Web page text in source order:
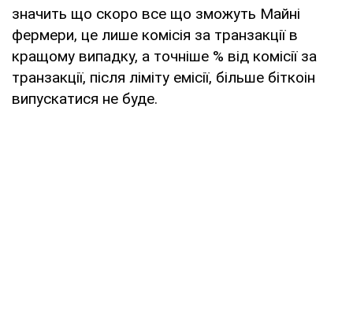
значить що скоро все що зможуть Майні
фермери, це лише комісія за транзакції в
кращому випадку, а точніше % від комісії за
транзакції, після ліміту емісії, більше біткоін
випускатися не буде.